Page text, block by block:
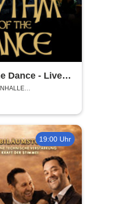
Dance - Live
19:00 Uhr